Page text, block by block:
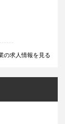
の求人情報を見る